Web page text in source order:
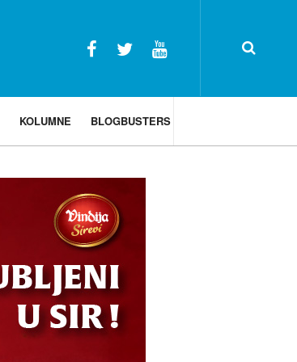
KOLUMNE BLOGBUSTERS